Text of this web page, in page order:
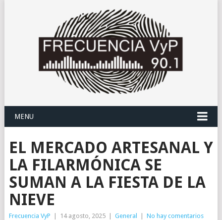
MENU
EL MERCADO ARTESANAL Y
LA FILARMÓNICA SE
SUMAN A LA FIESTA DE LA
NIEVE
Frecuencia VyP 14 agosto, 2025 General No hay comentarios